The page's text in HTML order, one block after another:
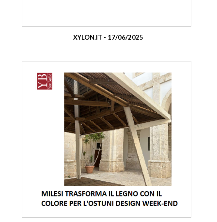
XYLON.IT - 17/06/2025